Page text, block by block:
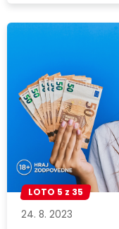
LOTO 5 z 35
24. 8. 2023